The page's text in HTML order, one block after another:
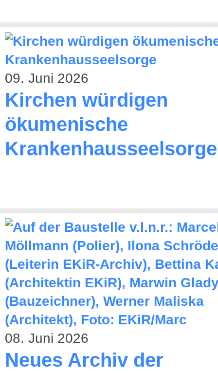
09. Juni 2026
Kirchen würdigen
ökumenische
Krankenhausseelsorge
08. Juni 2026
Neues Archiv der